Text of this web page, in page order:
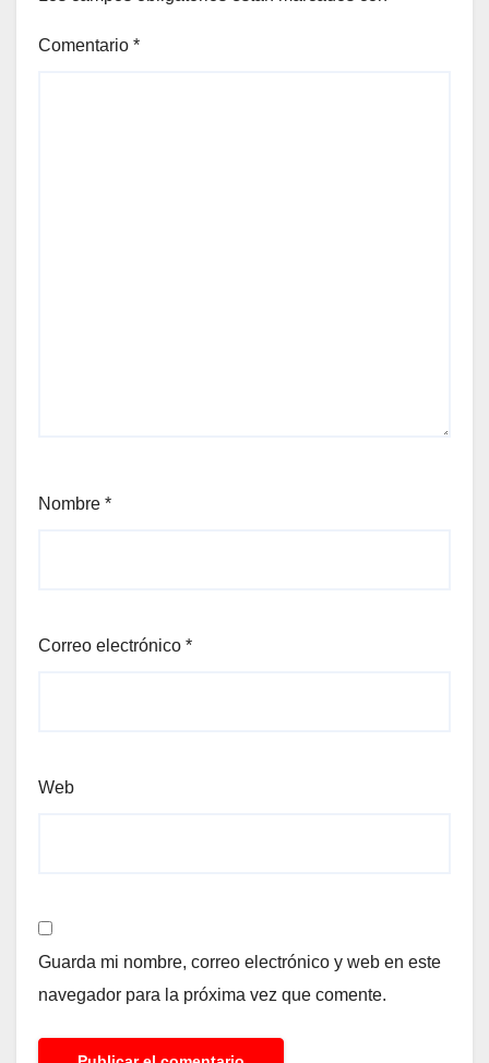
Comentario *
Nombre *
Correo electrónico *
Web
Guarda mi nombre, correo electrónico y web en este
navegador para la próxima vez que comente.